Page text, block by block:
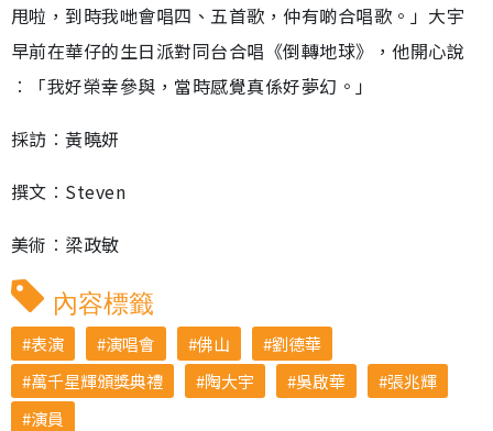
甩啦，到時我哋會唱四、五首歌，仲有啲合唱歌。」大宇
早前在華仔的生日派對同台合唱《倒轉地球》，他開心說
︰「我好榮幸參與，當時感覺真係好夢幻。」
採訪︰黃曉妍
撰文︰Steven
美術︰梁政敏
內容標籤
表演 演唱會 佛山
劉德華
萬千星輝頒獎典禮
陶大宇 吳啟華
張兆輝
演員